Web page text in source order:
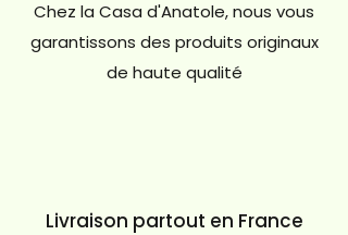
du patchwork de bois utilisés
provenant de différents bateaux -
Livraison: Meuble livré monté
Chez la Casa d'Anatole, nous vous
garantissons des produits originaux
de haute qualité
Livraison partout en France